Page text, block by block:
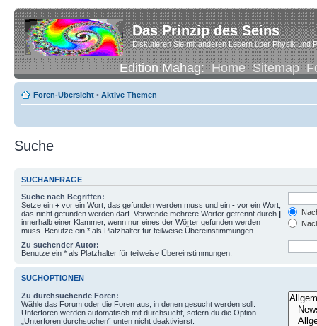
Das Prinzip des Seins
Diskutieren Sie mit anderen Lesern über Physik und
Edition Mahag:Home Sitemap
Foren-Übersicht • Aktive Themen
Suche
SUCHANFRAGE
Suche nach Begriffen:
Setze ein + vor ein Wort, das gefunden werden muss und ein - vor ein Wort,
das nicht gefunden werden darf. Verwende mehrere Wörter getrennt durch |
innerhalb einer Klammer, wenn nur eines der Wörter gefunden werden
muss. Benutze ein * als Platzhalter für teilweise Übereinstimmungen.
Zu suchender Autor:
Benutze ein * als Platzhalter für teilweise Übereinstimmungen.
SUCHOPTIONEN
Zu durchsuchende Foren:
Wähle das Forum oder die Foren aus, in denen gesucht werden soll.
Unterforen werden automatisch mit durchsucht, sofern du die Option
„Unterforen durchsuchen“ unten nicht deaktivierst.